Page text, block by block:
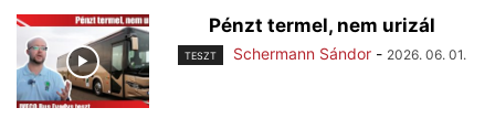
Pénzt termel, nem urizál
TESZT Schermann Sándor - 2026. 06. 01.